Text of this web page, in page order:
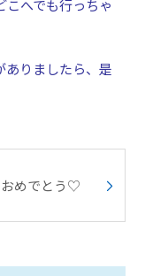
こへでも行っちゃ
ありましたら、是
おめでとう♡